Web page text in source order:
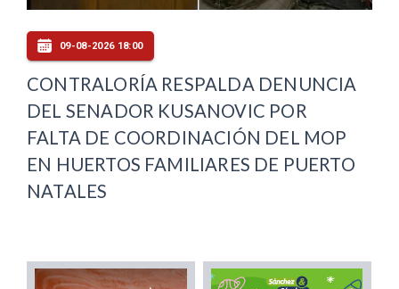
09-08-2026 18:00
CONTRALORÍA RESPALDA DENUNCIA
DEL SENADOR KUSANOVIC POR
FALTA DE COORDINACIÓN DEL MOP
EN HUERTOS FAMILIARES DE PUERTO
NATALES